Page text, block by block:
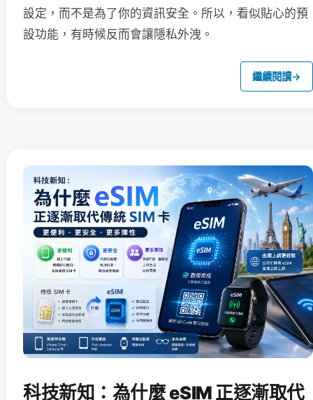
設定，而不是為了你的資訊安全。所以，看似貼心的預
設功能，有時候反而會讓隱私外洩。
繼續閱讀→
科技新知：為什麼 eSIM 正逐漸取代